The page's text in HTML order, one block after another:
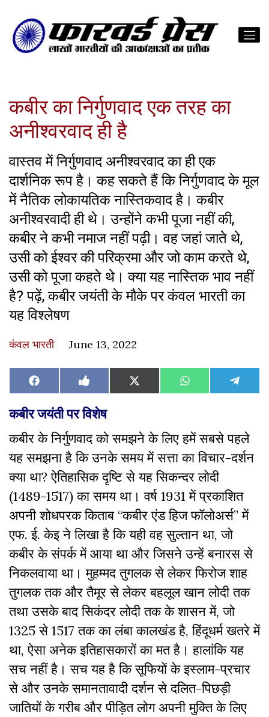
कबीर का निर्गुणवाद एक तरह का
अनीश्वरवाद ही है
वास्तव में निर्गुणवाद अनीश्वरवाद का ही एक
दार्शनिक रूप है। कह सकते हैं कि निर्गुणवाद के मूल
में नैतिक लोकायतिक नास्तिकवाद है। कबीर
अनीश्वरवादी ही थे। उन्होंने कभी पूजा नहीं की,
कबीर ने कभी नमाज नहीं पढ़ी। वह जहां जाते थे,
उसी को ईश्वर की परिक्रमा और जो काम करते थे,
उसी को पूजा कहते थे। क्या यह नास्तिक भाव नहीं
है? पढ़ें, कबीर जयंती के मौके पर कंवल भारती का
यह विश्लेषण
कंवल भारती June 13, 2022
Share
on
Facebook Share
on
Like
on
Facebook
Share
on
X
(Twitter)
Share
on
WhatsAppShare
on
कबीर जयंती पर विशेष
कबीर के निर्गुणवाद को समझने के लिए हमें सबसे पहले
यह समझना है कि उनके समय में सत्ता का विचार-दर्शन
क्या था? ऐतिहासिक दृष्टि से यह सिकन्दर लोदी
(1489-1517) का समय था। वर्ष 1931 में प्रकाशित
अपनी शोधपरक किताब “कबीर एंड हिज फॉलोअर्स” में
एफ. ई. केइ ने लिखा है कि यही वह सुल्तान था, जो
कबीर के संपर्क में आया था और जिसने उन्हें बनारस से
निकलवाया था। मुहम्मद तुगलक से लेकर फिरोज शाह
तुगलक तक और तैमूर से लेकर बहलूल खान लोदी तक
तथा उसके बाद सिकंदर लोदी तक के शासन में, जो
1325 से 1517 तक का लंबा कालखंड है, हिंदूधर्म खतरे में
था, ऐसा अनेक इतिहासकारों का मत है। हालांकि यह
सच नहीं है। सच यह है कि सूफियों के इस्लाम-प्रचार
से और उनके समानतावादी दर्शन से दलित-पिछड़ी
जातियों के गरीब और पीड़ित लोग अपनी मुक्ति के लिए